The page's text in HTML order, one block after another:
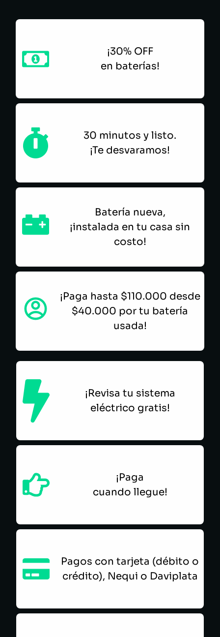
¡30% OFF
en baterías!
30 minutos y listo.
¡Te desvaramos!
Batería nueva,
¡instalada en tu casa sin
costo!
¡Paga hasta $110.000 desde
$40.000 por tu batería
usada!
¡Revisa tu sistema
eléctrico gratis!
¡Paga
cuando llegue!
Pagos con tarjeta (débito o
crédito), Nequi o Daviplata